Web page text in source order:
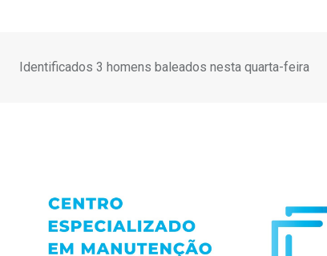
Identificados 3 homens baleados nesta quarta-feira